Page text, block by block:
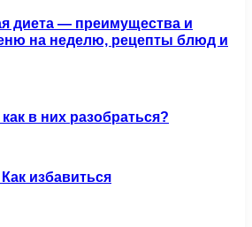
диета — преимущества и
на неделю, рецепты блюд и
в них разобраться?
избавиться